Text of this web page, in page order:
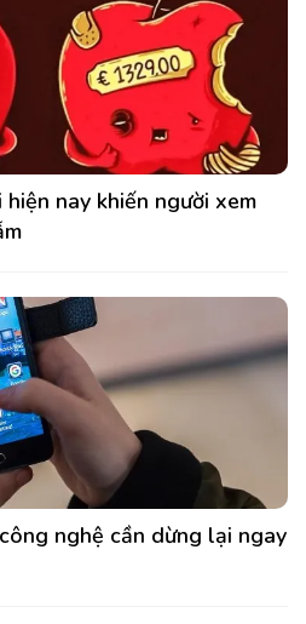
nay khiến người xem
nghệ cần dừng lại ngay